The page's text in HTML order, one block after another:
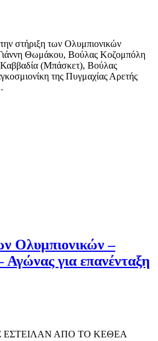
στήριξη των Ολυμπιονικών
Θωμάκου, Βούλας Κοζομπόλη
Καββαδία (Μπάσκετ), Βούλας
της Πυγμαχίας Αρετής
Ολυμπιονικών –
για επανένταξη
ΕΣΤΕΙΛΑΝ ΑΠΟ ΤΟ ΚΕΘΕΑ